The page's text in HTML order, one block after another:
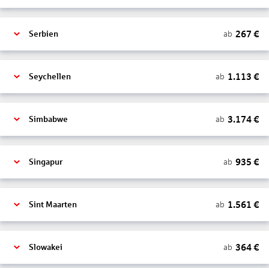
Serbien ab 267 €
Seychellen ab 1.113 €
Simbabwe ab 3.174€
Singapur ab 935 €
Sint Maarten ab 1.561 €
Slowakei ab 364€